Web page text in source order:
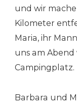
und wir
Kilometer
Maria, ihr
uns am
Campingplatz.
Barbara und